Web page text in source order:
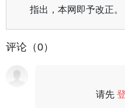
指出，本网即予改正。
评论（0）
请先